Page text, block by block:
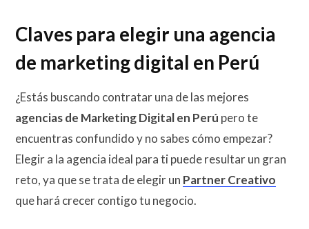
Claves para elegir una agencia
de marketing digital en Perú
¿Estás buscando contratar una de las mejores
agencias de Marketing Digital en Perú pero te
encuentras confundido y no sabes cómo empezar?
Elegir a la agencia ideal para ti puede resultar un gran
reto, ya que se trata de elegir un Partner Creativo
que hará crecer contigo tu negocio.